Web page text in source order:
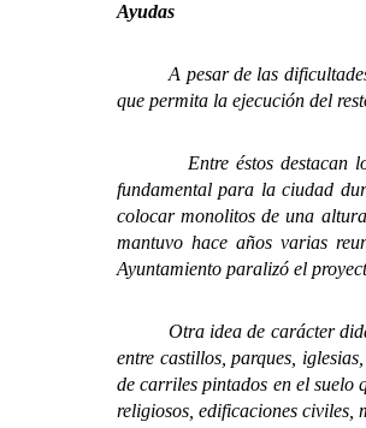
Ayudas
A pesar de las dificultades
que permita la ejecución del
Entre éstos destacan los
fundamental para la ciudad
colocar monolitos de una
mantuvo hace años varias
Ayuntamiento paralizó el
Otra idea de carácter
entre castillos, parques,
de carriles pintados en el suelo
religiosos, edificaciones civiles,